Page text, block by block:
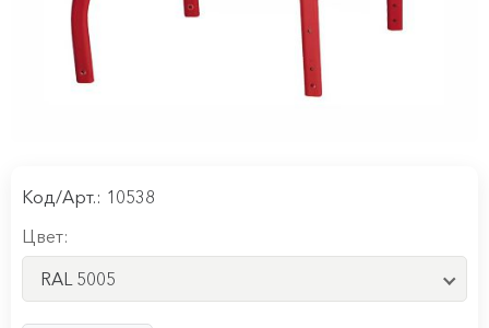
Код/Арт.: 10538
Цвет:
RAL 5005